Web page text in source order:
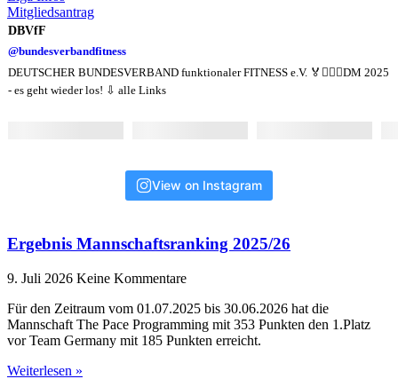
Mitgliedsantrag
DBVfF
@bundesverbandfitness
DEUTSCHER BUNDESVERBAND funktionaler FITNESS e.V. 🏅🏋🏻‍♂️DM 2025
- es geht wieder los! ⇩ alle Links
View on Instagram
Ergebnis Mannschaftsranking 2025/26
9. Juli 2026 Keine Kommentare
Für den Zeitraum vom 01.07.2025 bis 30.06.2026 hat die
Mannschaft The Pace Programming mit 353 Punkten den 1.Platz
vor Team Germany mit 185 Punkten erreicht.
Weiterlesen »